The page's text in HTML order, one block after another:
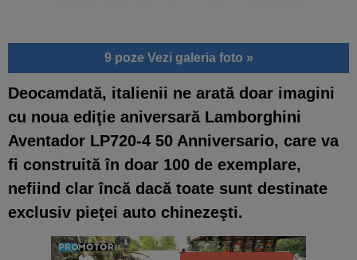
9 poze Vezi galeria foto »
Deocamdată, italienii ne arată doar imagini
cu noua ediţie aniversară Lamborghini
Aventador LP720-4 50 Anniversario, care va
fi construită în doar 100 de exemplare,
nefiind clar încă dacă toate sunt destinate
exclusiv pieţei auto chinezeşti.